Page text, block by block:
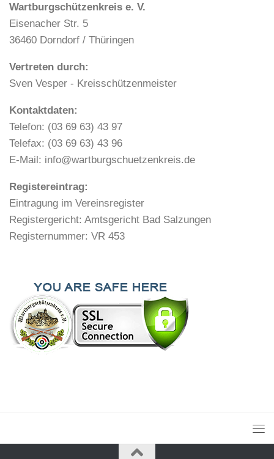
Wartburgschützenkreis e. V.
Eisenacher Str. 5
36460 Dorndorf / Thüringen
Vertreten durch:
Sven Vesper - Kreisschützenmeister
Kontaktdaten:
Telefon: (03 69 63) 43 97
Telefax: (03 69 63) 43 96
E-Mail: info@wartburgschuetzenkreis.de
Registereintrag:
Eintragung im Vereinsregister
Registergericht: Amtsgericht Bad Salzungen
Registernummer: VR 453